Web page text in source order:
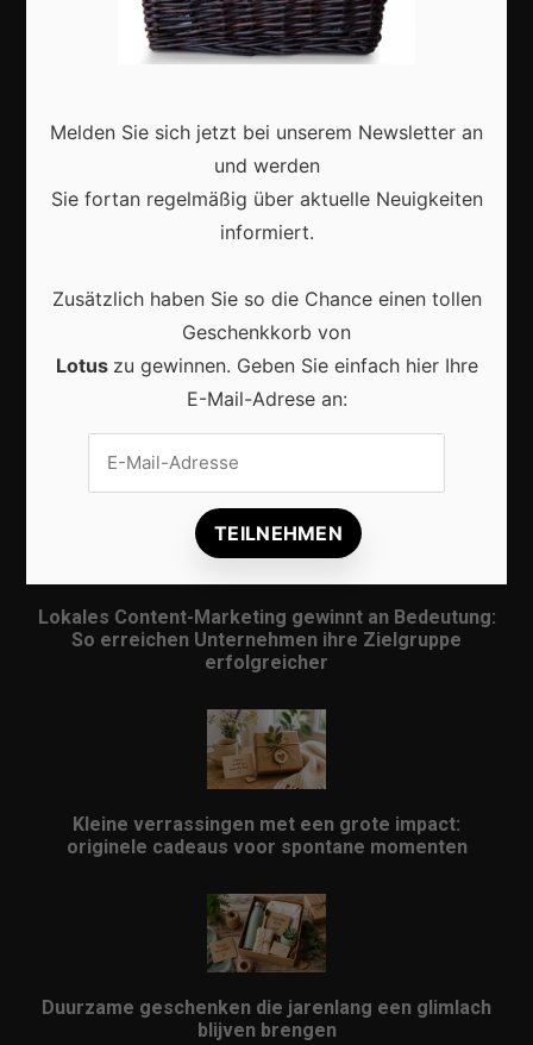
Webshops
Lokale Suchmaschinenoptimierung bleibt der
Schlüssel für mehr regionale Kunden
Lokales Content-Marketing gewinnt an Bedeutung:
So erreichen Unternehmen ihre Zielgruppe
erfolgreicher
Kleine verrassingen met een grote impact:
originele cadeaus voor spontane momenten
Duurzame geschenken die jarenlang een glimlach
blijven brengen
Melden Sie sich jetzt bei unserem Newsletter an
und werden
Sie fortan regelmäßig über aktuelle Neuigkeiten
informiert.
Zusätzlich haben Sie so die Chance einen tollen
Geschenkkorb von
Lotus zu gewinnen. Geben Sie einfach hier Ihre
E-Mail-Adrese an: